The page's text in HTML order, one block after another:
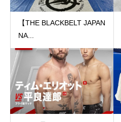
【THE BLACKBELT JAPAN
NA...